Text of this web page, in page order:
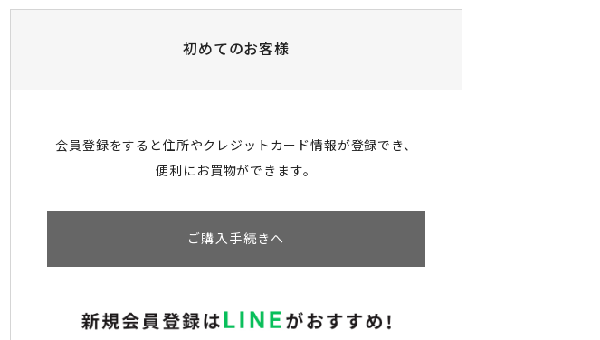
初めてのお客様
会員登録をすると住所やクレジットカード情報が登録でき、
便利にお買物ができます。
ご購入手続きへ